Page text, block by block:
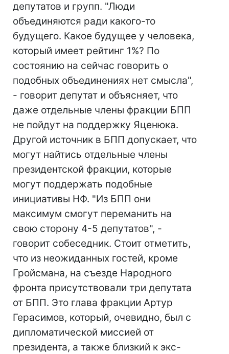
депутатов и групп. "Люди
объединяются ради какого-то
будущего. Какое будущее у человека,
который имеет рейтинг 1%? По
состоянию на сейчас говорить о
подобных объединениях нет смысла",
- говорит депутат и объясняет, что
даже отдельные члены фракции БПП
не пойдут на поддержку Яценюка.
Другой источник в БПП допускает, что
могут найтись отдельные члены
президентской фракции, которые
могут поддержать подобные
инициативы НФ. "Из БПП они
максимум смогут переманить на
свою сторону 4-5 депутатов", -
говорит собеседник. Стоит отметить,
что из неожиданных гостей, кроме
Гройсмана, на съезде Народного
фронта присутствовали три депутата
от БПП. Это глава фракции Артур
Герасимов, который, очевидно, был с
дипломатической миссией от
президента, а также близкий к экс-